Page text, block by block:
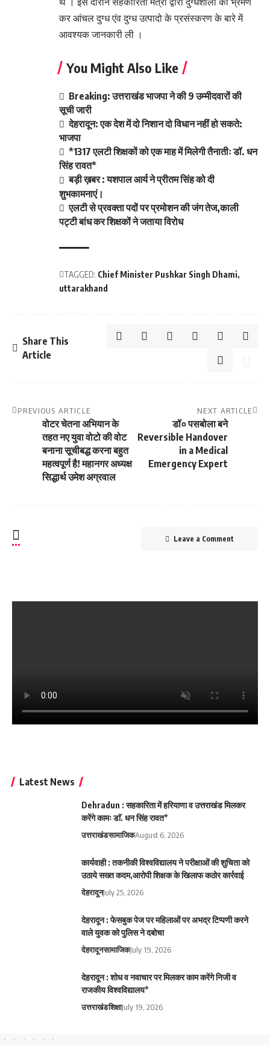
कर आंचल दुग्ध एंव दुग्ध उत्पादो के प्रसंस्करण के बारे में
आवश्यक जानकारी ली ।
You Might Also Like
Breaking: उत्तराखंड भाजपा ने की 9 उम्मीदवारों की
सूची जारी
देहरादून: एक देश में दो निशान दो विधान नहीं हो सकते:
भाजपा
*1317 एलटी शिक्षकों को एक माह में मिलेगी तैनातीः डॉ. धन
सिंह रावत*
बड़ी ख़बर : यशपाल आर्य ने प्रीतम सिंह को दी
शुभकामनाएं।
एलटी से प्रवक्ता पदों पर प्रमोशन की जंग तेज,काली
पट्टी बांध कर शिक्षकों ने जताया विरोध
TAGGED: Chief Minister Pushkar Singh Dhami
uttarakhand
Share This
Article
PREVIOUS ARTICLE
वोटर चेतना अभियान के
तहत नए युवा वोटो की वोट
बनाना सूचीबद्ध करना बहुत
महत्वपूर्ण है! महानगर अध्यक्ष
सिद्धार्थ उमेश अग्रवाल
NEXT ARTICLE
डॉ० पसबोला बने
Reversible Handover
in a Medical
Emergency Expert
Leave a Comment
Latest News
Dehradun : सहकारिता में हरियाणा व उत्तराखंड मिलकर
करेंगे कामः डाॅ. धन सिंह रावत*
उत्तराखंडसामाजिकAugust 6, 2026
कार्यवाही : तकनीकी विश्वविद्यालय ने परीक्षाओं की शुचिता को
उठाये सख्त कदम,आरोपी शिक्षक के खिलाफ कठोर कार्रवाई
देहरादूनJuly 25, 2026
देहरादून : फेसबुक पेज पर महिलाओं पर अभद्र टिप्पणी करने
वाले युवक को पुलिस ने दबोचा
देहरादूनसामाजिकJuly 19, 2026
देहरादून : शोध व नवाचार पर मिलकर काम करेंगे निजी व
राजकीय विश्वविद्यालय*
उत्तराखंडशिक्षाJuly 19, 2026